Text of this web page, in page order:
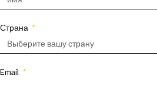
Страна
Email